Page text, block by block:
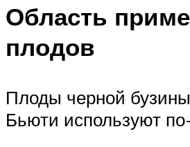
Область
плодов
Плоды черной
Бьюти используют